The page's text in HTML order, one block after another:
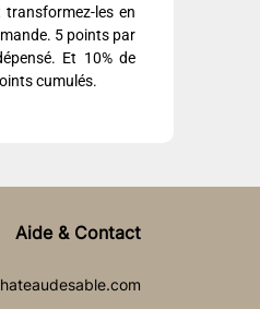
les en
5 points par
Et 10% de
cumulés.
Aide & Contact